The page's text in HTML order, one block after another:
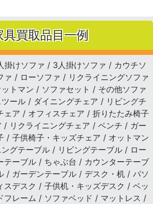
具買取品目一例
掛けソファ / 3人掛けソファ / カウチソ
ァ / ローソファ / リクライニングソファ
トマン / ソファセット / その他ソファ
ール / ダイニングチェア / リビングチ
ェア / オフィスチェア / 折りたたみ椅子
/ リクライニングチェア / ベンチ / ガー
/ 子供椅子・キッズチェア / オットマン
グテーブル / リビングテーブル / ロー
テーブル / ちゃぶ台 / カウンターテーブ
/ ガーデンテーブル / デスク・机 / パソ
スデスク / 子供机・キッズデスク / ベッ
フレーム / ソファベッド / マットレス /